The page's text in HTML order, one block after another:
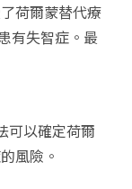
荷爾蒙替代療
有失智症。最
可以確定荷爾
風險。